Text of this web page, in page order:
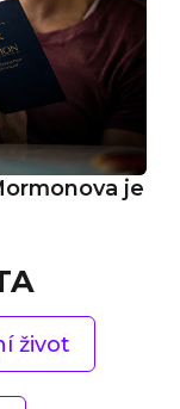
je
život